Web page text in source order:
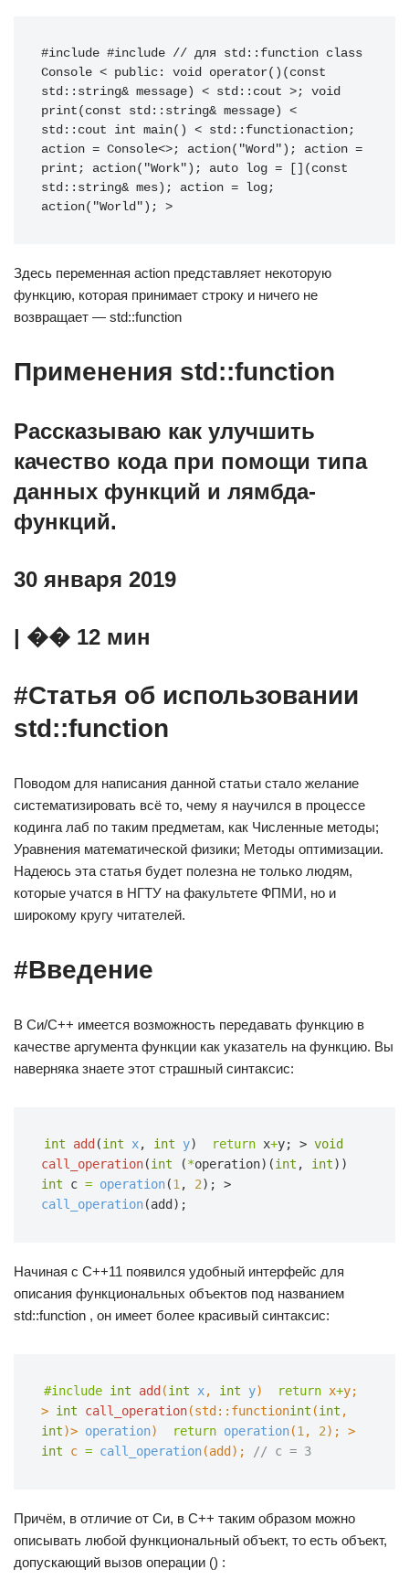
#include #include // для std::function class
Console < public: void operator()(const
std::string& message) < std::cout >; void
print(const std::string& message) <
std::cout int main() < std::functionaction;
action = Console<>; action("Word"); action =
print; action("Work"); auto log = [](const
std::string& mes); action = log;
action("World"); >
Здесь переменная action представляет некоторую
функцию, которая принимает строку и ничего не
возвращает — std::function
Применения std::function
Рассказываю как улучшить
качество кода при помощи типа
данных функций и лямбда-
функций.
30 января 2019
| �� 12 мин
#Статья об использовании
std::function
Поводом для написания данной статьи стало желание
систематизировать всё то, чему я научился в процессе
кодинга лаб по таким предметам, как Численные методы;
Уравнения математической физики; Методы оптимизации.
Надеюсь эта статья будет полезна не только людям,
которые учатся в НГТУ на факультете ФПМИ, но и
широкому кругу читателей.
#Введение
В Си/C++ имеется возможность передавать функцию в
качестве аргумента функции как указатель на функцию. Вы
наверняка знаете этот страшный синтаксис:
int add (int x, int y) return x+y; > void
call_operation(int (*operation)(int , int
int
c = operation(1 , 2);
>
call_operation(add);
Начиная с C++11 появился удобный интерфейс для
описания функциональных объектов под названием
std::function , он имеет более красивый синтаксис:
#include int add (int x, int y) return x+y;
> int call_operation(std::functionint (int ,
int)> operation) return operation(1 , 2);
>
int
c = call_operation(add); // c = 3
Причём, в отличие от Си, в C++ таким образом можно
описывать любой функциональный объект, то есть объект,
допускающий вызов операции () :